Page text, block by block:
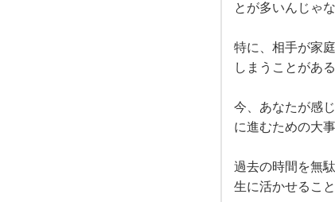
化は
あ
り
ま
大切
なこ
と思
いま
とが多いんじゃ
特に、相手が家
しまうことがあ
今、あなたが感
に進むための大
過去の時間を無
生に活かせるこ